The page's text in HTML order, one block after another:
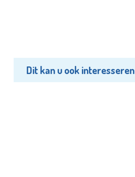
Dit kan u ook interesseren